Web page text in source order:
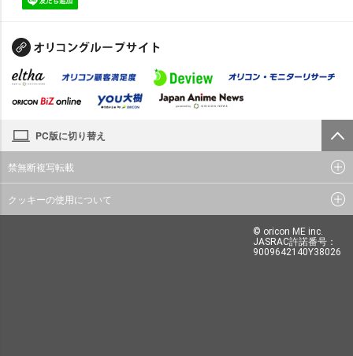
PC版に切り替え
禁無断複写転載
クッキーの使用について
© oricon ME inc.
JASRAC許諾番号：
9009642140Y38026